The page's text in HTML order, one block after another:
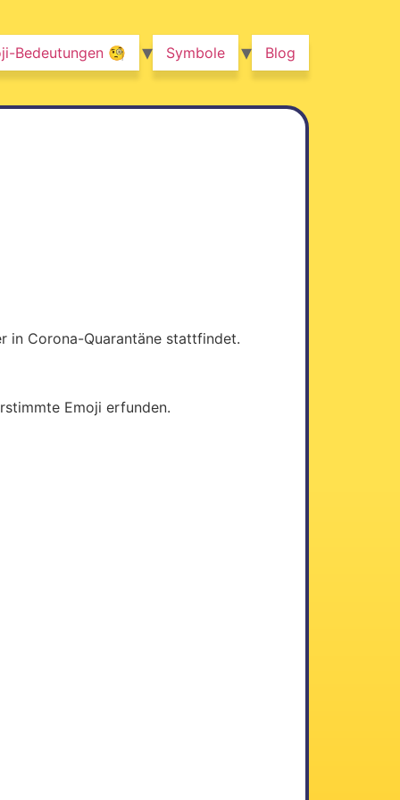
Bedeutungen 🧐 Symbole Blog
in Corona-Quarantäne stattfindet.
Emoji erfunden.